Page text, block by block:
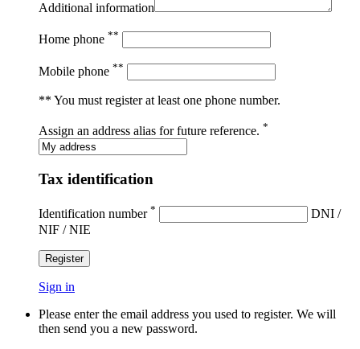
Additional information
Home phone **
Mobile phone **
** You must register at least one phone number.
Assign an address alias for future reference. *
Tax identification
Identification number *
DNI /
NIF / NIE
Register
Sign in
Please enter the email address you used to register. We will
then send you a new password.